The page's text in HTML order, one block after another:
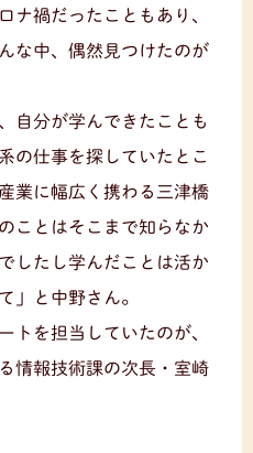
ナ禍だったこともあり、
な中、偶然見つけたのが
自分が学んできたことも
の仕事を探していたとこ
業に幅広く携わる三津橋
ことはそこまで知らなか
したし学んだことは活か
」と中野さん。
トを担当していたのが、
情報技術課の次長・室崎